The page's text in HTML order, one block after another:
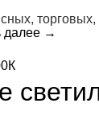
далее →